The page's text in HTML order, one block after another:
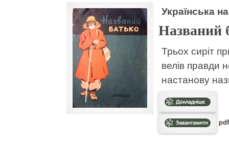
Українська
Названий
Трьох сиріт
велів правди
настанову